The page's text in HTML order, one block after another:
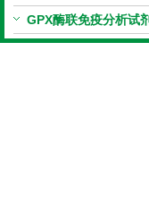
试剂盒科研优惠活动
GPX酶联免疫分析试
激研究精准检测工具